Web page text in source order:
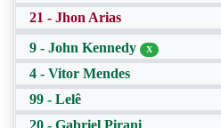
21 - Jhon Arias
9 - John Kennedy
X
4 - Vitor Mendes
99 - Lelê
20 - Gabriel Pirani